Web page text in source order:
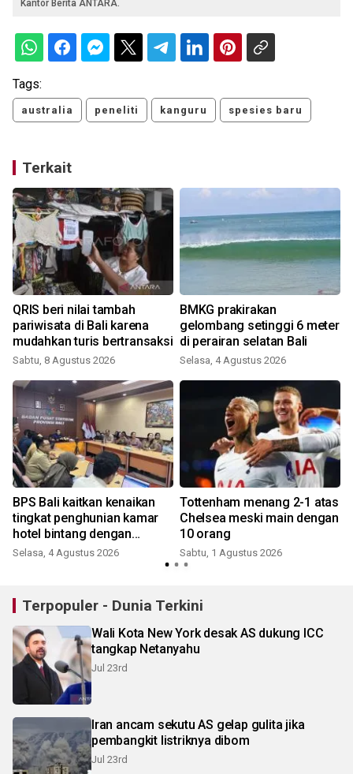
Kantor Berita ANTARA.
Tags:
australia peneliti kanguru spesies baru
Terkait
QRIS beri nilai tambah
pariwisata di Bali karena
mudahkan turis bertransaksi
Sabtu, 8 Agustus 2026
BMKG prakirakan
gelombang setinggi 6 meter
di perairan selatan Bali
Selasa, 4 Agustus 2026
BPS Bali kaitkan kenaikan
tingkat penghunian kamar
hotel bintang dengan
kualitas wisman
Selasa, 4 Agustus 2026
Tottenham menang 2-1 atas
Chelsea meski main dengan
10 orang
Sabtu, 1 Agustus 2026
Terpopuler - Dunia Terkini
Wali Kota New York desak AS dukung ICC
tangkap Netanyahu
Jul 23rd
Iran ancam sekutu AS gelap gulita jika
pembangkit listriknya dibom
Jul 23rd